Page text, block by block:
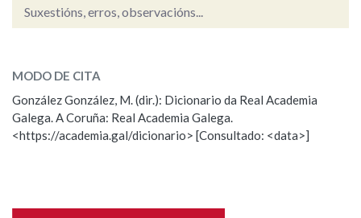
BUSCAR NO CONTIDO
Nas definicións
Suxestións, erros, observacións...
Observación
Nome
MODO DE CITA
González González, M. (dir.): Dicionario da Real Academia
Galega. A Coruña: Real Academia Galega.
<https://academia.gal/dicionario> [Consultado: <data>]